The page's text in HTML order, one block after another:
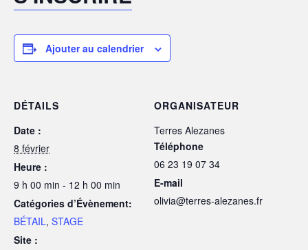
Ajouter au calendrier
DÉTAILS
Date :
8 février
Heure :
9 h 00 min - 12 h 00 min
Catégories d’Évènement:
BÉTAIL, STAGE
Site :
ORGANISATEUR
Terres Alezanes
Téléphone
06 23 19 07 34
E-mail
olivia@terres-alezanes.fr